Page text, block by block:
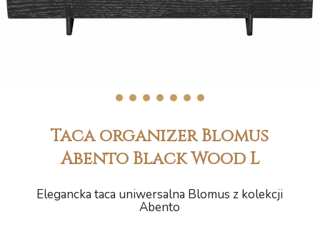
1 2 3 4 5 6 7
Taca organizer Blomus
Abento Black Wood L
Elegancka taca uniwersalna Blomus z kolekcji
Abento